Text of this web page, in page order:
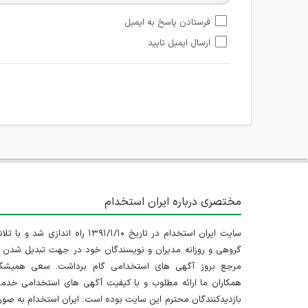
هرگونه تحریک، تحقیر و کنایه به سایر افراد (مسئول و
امکان هماهنگی برای هرگونه ملاقات حضوری چه به
فرستادن پاسخ به ایمیل
ارسال ایمیل تایید
مختصری درباره ایران استخدام
سایت ایران استخدام در تاریخ ۱۳۹۱/۱/۱۰ راه اندازی شد و
گروهی و روزانه مدیران و نویسندگان خود در جهت تبدیل شدن
مرجع بروز آگهی های استخدامی گام برداشت. سعی
همکاران ما ارائه مطلوب و با کیفیت آگهی های استخدامی
بازدیدکنندگان محترم این سایت بوده است. ایران استخدام به